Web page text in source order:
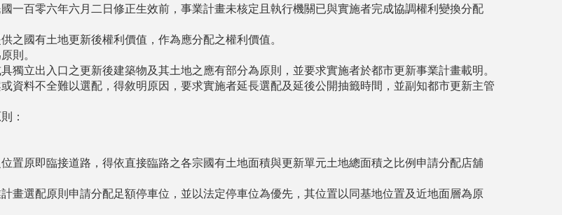
一百零六年六月二日修正生效前，事業計畫未核定且執行機關已與實施者完成協調權利變換分配
之國有土地更新後權利價值，作為應分配之權利價值。
則。
獨立出入口之更新後建築物及其土地之應有部分為原則，並要求實施者於都市更新事業計畫載明。
資料不全難以選配，得敘明原因，要求實施者延長選配及延後公開抽籤時間，並副知都市更新主管
：
置原即臨接道路，得依直接臨路之各宗國有土地面積與更新單元土地總面積之比例申請分配店舖
畫選配原則申請分配足額停車位，並以法定停車位為優先，其位置以同基地位置及近地面層為原